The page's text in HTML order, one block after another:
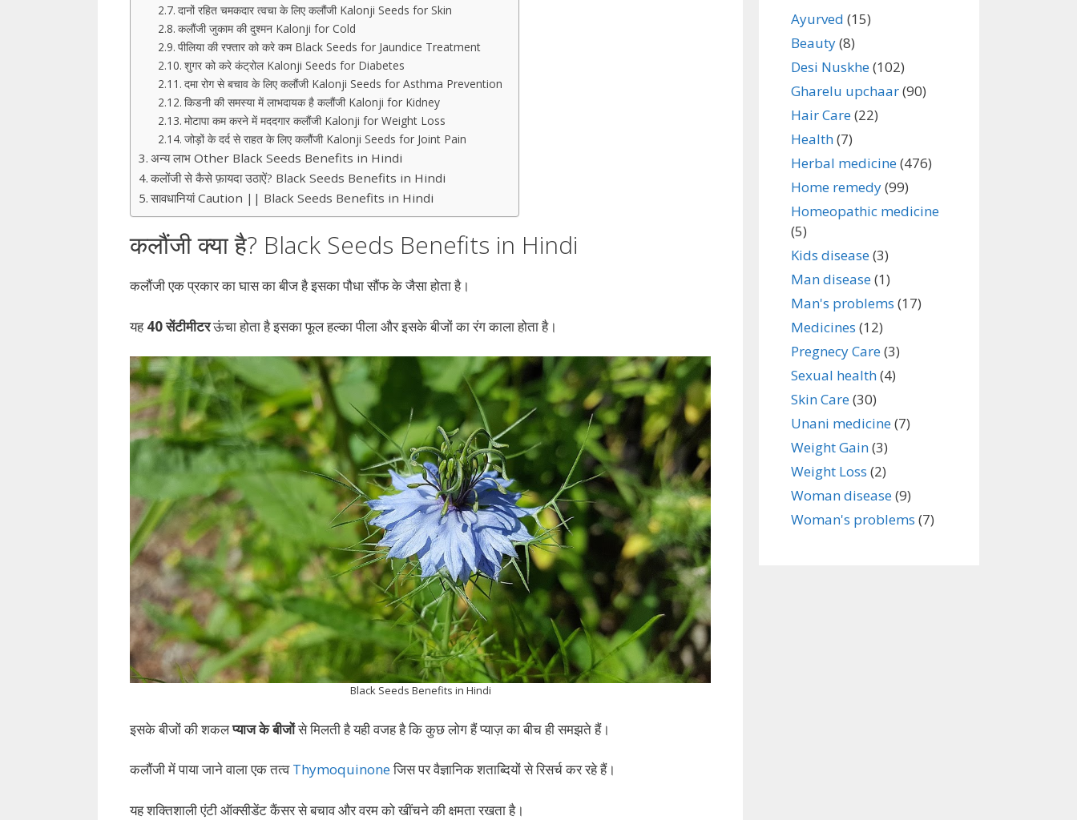
दानों रहित चमकदार त्वचा के लिए कलौंजी Kalonji Seeds for Skin
कलौंजी जुकाम की दुश्मन Kalonji for Cold
पीलिया की रफ्तार को करे कम Black Seeds for Jaundice Treatment
शुगर को करे कंट्रोल Kalonji Seeds for Diabetes
दमा रोग से बचाव के लिए कलौंजी Kalonji Seeds for Asthma Prevention
किडनी की समस्या में लाभदायक है कलौंजी Kalonji for Kidney
मोटापा कम करने में मददगार कलौंजी Kalonji for Weight Loss
जोड़ों के दर्द से राहत के लिए कलौंजी Kalonji Seeds for Joint Pain
अन्य लाभ Other Black Seeds Benefits in Hindi
कलोंजी से कैसे फ़ायदा उठाऐं? Black Seeds Benefits in Hindi
सावधानियां Caution || Black Seeds Benefits in Hindi
कलौंजी क्या है? Black Seeds Benefits in Hindi
कलौंजी एक प्रकार का घास का बीज है इसका पौधा सौंफ के जैसा होता है।
यह40 सेंटीमीटरऊंचा होता है इसका फूल हल्का पीला और इसके बीजों का रंग काला होता है।
Black Seeds Benefits in Hindi
इसके बीजों की शकलप्याज के बीजोंसे मिलती है यही वजह है कि कुछ लोग हैं प्याज़ का बीच ही समझते हैं।
कलौंजी में पाया जाने वाला एक तत्वThymoquinoneजिस पर वैज्ञानिक शताब्दियों से रिसर्च कर रहे हैं।
यह शक्तिशाली एंटी ऑक्सीडेंट कैंसर से बचाव और वरम को खींचने की क्षमता रखता है।
Ayurved (15)
Beauty(8)
Desi Nuskhe(102)
Gharelu upchaar(90)
Hair Care(22)
Health(7)
Herbal medicine(476)
Home remedy(99)
Homeopathic medicine
(5)
Kids disease(3)
Man disease(1)
Man's problems (17)
Medicines (12)
Pregnecy Care(3)
Sexual health(4)
Skin Care(30)
Unani medicine(7)
Weight Gain(3)
Weight Loss (2)
Woman disease(9)
Woman's problems (7)